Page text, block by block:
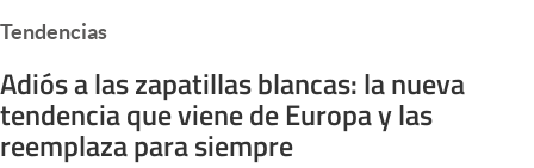
Mercados Online
Negocios
Columnistas
Tendencias
Adiós a las zapatillas blancas: la nueva
tendencia que viene de Europa y las
reemplaza para siempre